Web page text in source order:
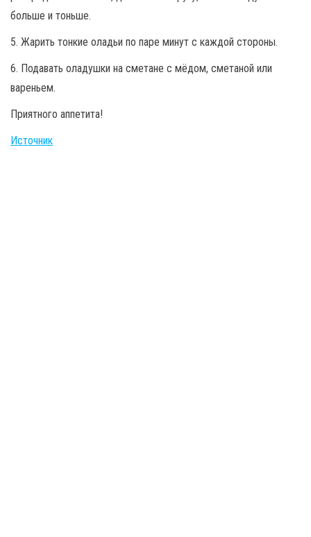
больше и тоньше.
5. Жарить тонкие оладьи по паре минут с каждой стороны.
6. Подавать оладушки на сметане с мёдом, сметаной или
вареньем.
Приятного аппетита!
Источник